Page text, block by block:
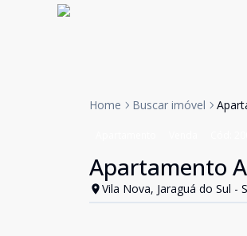
Home Buscar imóvel
Apartamento
Vila Nova, Jaraguá do Sul -